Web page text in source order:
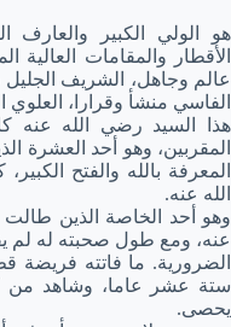
هو الولي الكبير والعارف
الأقطار والمقامات العالية
عالم وجاهل، الشريف الجليل
الفاسي منشأ وقرارا،
هذا السيد رضي الله عنه
المقربين، وهو أحد العشرة
المعرفة بالله والفتح
الله عنه.
وهو أحد الخاصة الذين
عنه، ومع طول صحبته له لم
الضرورية. ما فاتته فريضة
ستة عشر عاما، وشاهد من
يحصى.